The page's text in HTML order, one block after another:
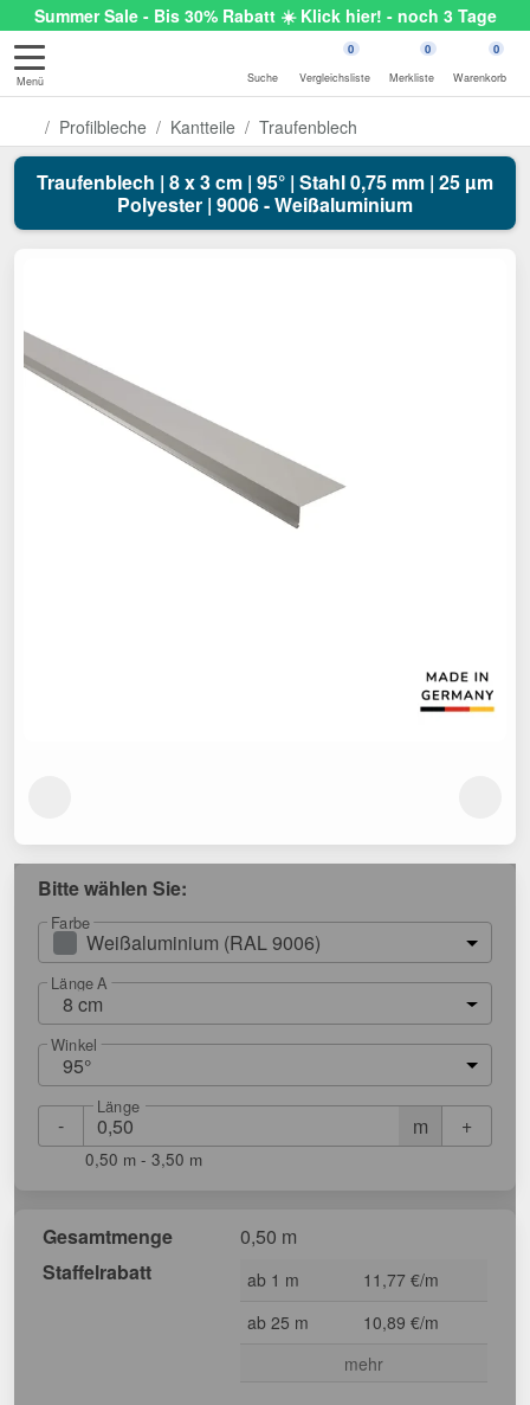
Summer Sale - Bis 30% Rabatt ☀️ Klick hier! - noch 3 Tage
Menü Suche
0
Vergleichsliste
0
Merkliste
0
Warenkorb
Profilbleche Kantteile Traufenblech
Traufenblech | 8 x 3 cm | 95° | Stahl 0,75 mm | 25 µm
Polyester | 9006 - Weißaluminium
Bitte wählen Sie:
Farbe
Weißaluminium (RAL 9006)
Länge A
8 cm
Winkel
95°
- m
Länge
+
0,50 m - 3,50 m
Gesamtmenge
0,50 m
Staffelrabatt
ab 1 m
11,77 €/m
ab 25 m
10,89 €/m
mehr